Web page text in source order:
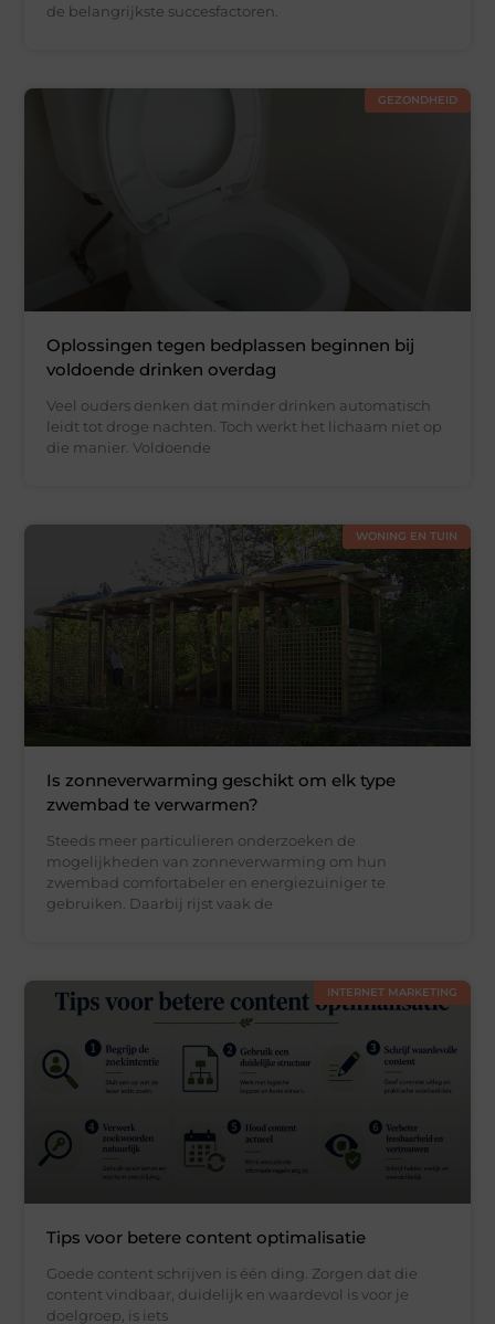
de belangrijkste succesfactoren.
GEZONDHEID
Oplossingen tegen bedplassen beginnen bij
voldoende drinken overdag
Veel ouders denken dat minder drinken automatisch
leidt tot droge nachten. Toch werkt het lichaam niet op
die manier. Voldoende
WONING EN TUIN
Is zonneverwarming geschikt om elk type
zwembad te verwarmen?
Steeds meer particulieren onderzoeken de
mogelijkheden van zonneverwarming om hun
zwembad comfortabeler en energiezuiniger te
gebruiken. Daarbij rijst vaak de
INTERNET MARKETING
Tips voor betere content optimalisatie
Goede content schrijven is één ding. Zorgen dat die
content vindbaar, duidelijk en waardevol is voor je
doelgroep, is iets